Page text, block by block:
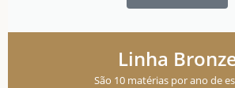
Linha
São 10 matérias por ano de